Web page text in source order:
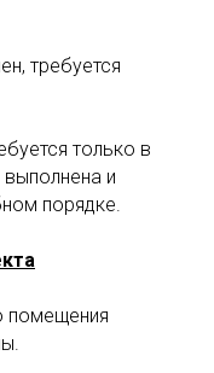
требуется
только в
и
порядке.
помещения